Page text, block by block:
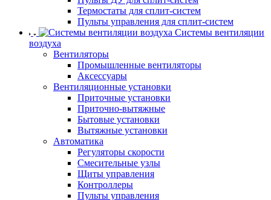
Термостаты для сплит-систем
Пульты управления для сплит-систем
Системы вентиляции
воздуха
Вентиляторы
Промышленные вентиляторы
Аксессуары
Вентиляционные установки
Приточные установки
Приточно-вытяжные
Бытовые установки
Вытяжные установки
Автоматика
Регуляторы скорости
Смесительные узлы
Щиты управления
Контроллеры
Пульты управления